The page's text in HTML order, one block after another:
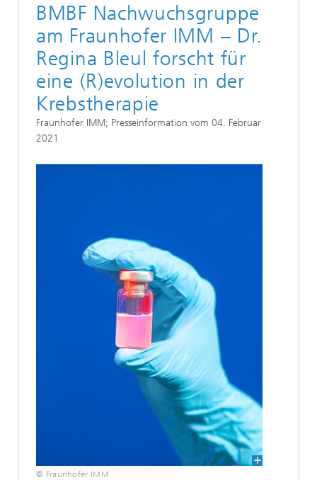
BMBF Nachwuchsgruppe
am Fraunhofer IMM – Dr.
Regina Bleul forscht für
eine (R)evolution in der
Krebstherapie
Fraunhofer IMM; Presseinformation vom 04. Februar
2021
© Fraunhofer IMM